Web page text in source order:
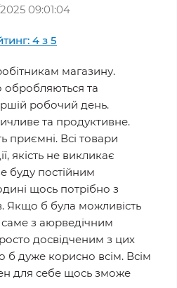
09:01:04
4 з 5
магазину.
та
робочий день.
та продуктивне.
приємні. Всі товари
якість не викликає
буду постійним
щось потрібно з
Якщо б була можливість
саме з аюрведічним
досвідченим з цих
б дуже корисно всім. Всім
для себе щось зможе